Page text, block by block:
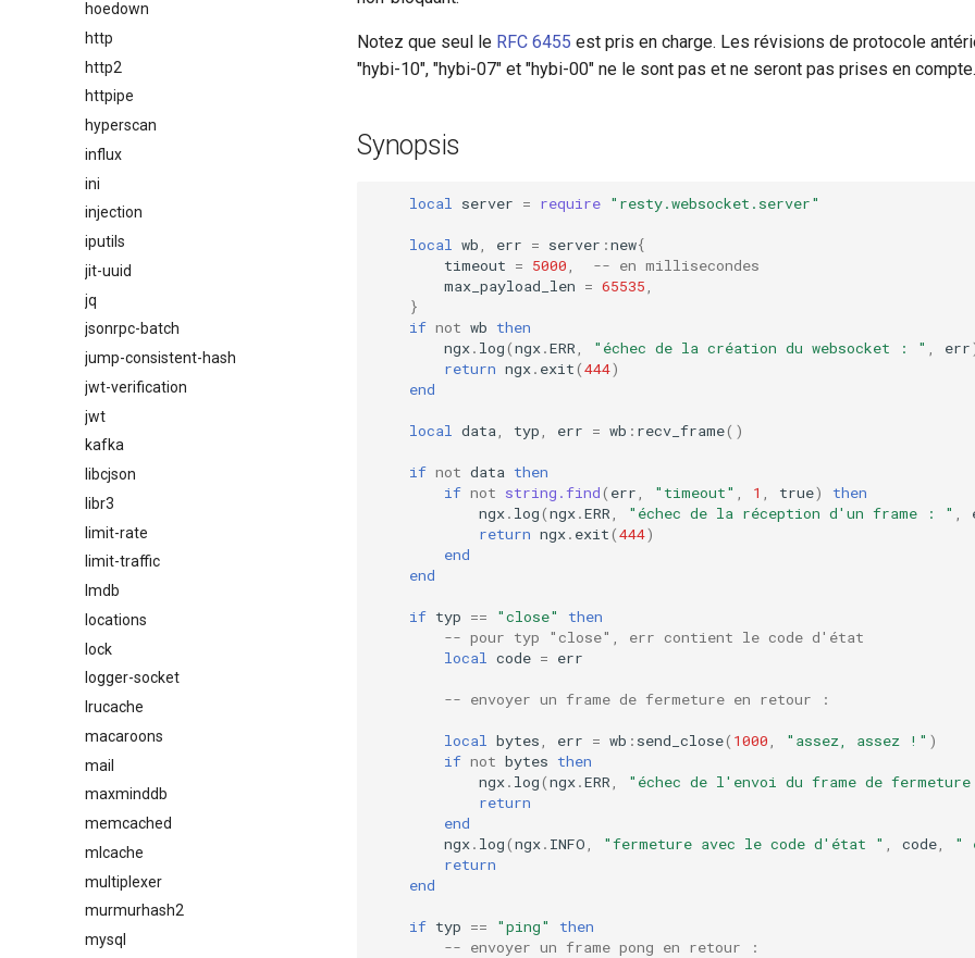
hoedown
http
http2
httpipe
hyperscan
influx
ini
injection
iputils
jit-uuid
jq
jsonrpc-batch
jump-consistent-hash
jwt-verification
jwt
kafka
libcjson
libr3
limit-rate
limit-traffic
lmdb
locations
lock
logger-socket
lrucache
macaroons
mail
maxminddb
memcached
mlcache
multiplexer
murmurhash2
mysql
Notez que seul le RFC 6455 est pris en charge. Les révisions de protocole
"hybi-10", "hybi-07" et "hybi-00" ne le sont pas et ne seront pas prises en compte.
Synopsis
local server = require "resty.websocket.server"
local wb err = server :new{
timeout = 5000
-- en millisecondes
max_payload_len = 65535
}
if not wb then
ngx. log(ngx.ERR "échec de la création du websocket : " err
return ngx. exit(444)
end
local data typ err = wb : recv_frame()
if not data then
if not string.find( err "timeout" 1 true)
then
ngx. log(ngx.ERR "échec de la réception d'un frame : "
return ngx. exit(444)
end
end
if typ == "close"
then
-- pour typ "close", err contient le code d'état
local
code = err
-- envoyer un frame de fermeture en retour :
local bytes err = wb : send_close( 1000 "assez, assez !" )
if not bytes then
ngx. log(ngx.ERR "échec de l'envoi du frame de
return
end
ngx. log(ngx. INFO "fermeture avec le code d'état " code "
return
end
if typ == "ping"
then
-- envoyer un frame pong en retour :